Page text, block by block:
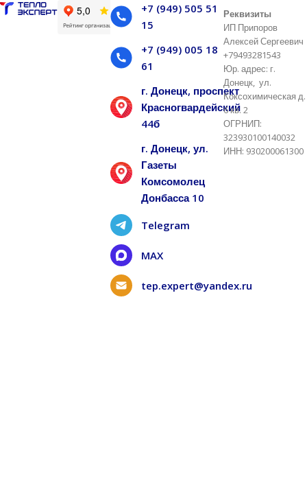
+7 (949) 505 51
15
+7 (949) 005 18
61
г. Донецк, проспект
Красногвардейский
44б
г. Донецк, ул.
Газеты
Комсомолец
Донбасса 10
Telegram
MAX
tep.expert@yandex.ru
Реквизиты
ИП Припоров
Алексей Сергеевич
+79493281543
Юр. адрес: г.
Донецк, ул.
Коксохимическая д.
6 кв. 2
ОГРНИП:
323930100140032
ИНН: 930200061300